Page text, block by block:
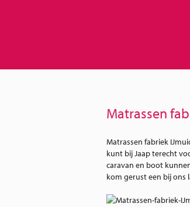
Matrassen
Matrassen fabriek
kunt bij Jaap terecht
caravan en boot
kom gerust een bij ons